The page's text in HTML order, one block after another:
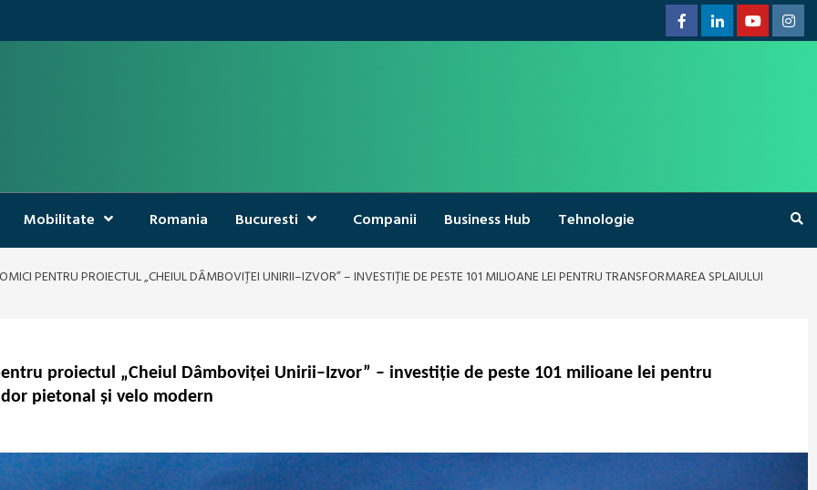
FacebookLinkedinYoutube
Mobilitate Romania Bucuresti Companii Business Hub Tehnologie
PENTRU PROIECTUL „CHEIUL DÂMBOVIȚEI UNIRII–IZVOR” – INVESTIȚIE DE PESTE 101 MILIOANE LEI PENTRU TRANSFORMAREA SPLAIULUI
proiectul „Cheiul Dâmboviței Unirii–Izvor” – investiție de peste 101 milioane lei pentru
pietonal și velo modern